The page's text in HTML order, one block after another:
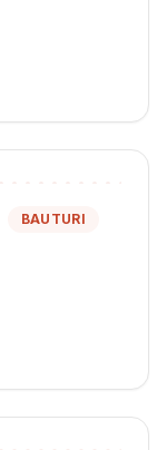
BAUTURI